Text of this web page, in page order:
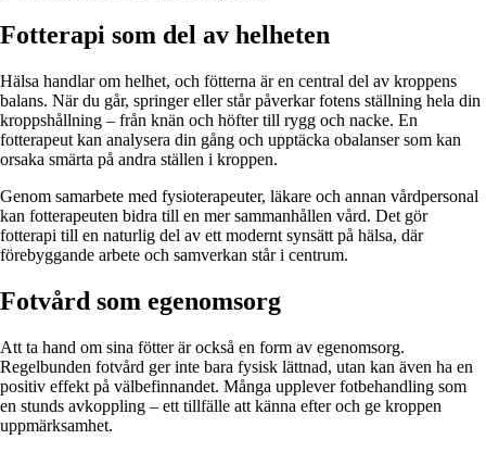
Fotterapi som del av helheten
Hälsa handlar om helhet, och fötterna är en central del av kroppens
balans. När du går, springer eller står påverkar fotens ställning hela din
kroppshållning – från knän och höfter till rygg och nacke. En
fotterapeut kan analysera din gång och upptäcka obalanser som kan
orsaka smärta på andra ställen i kroppen.
Genom samarbete med fysioterapeuter, läkare och annan vårdpersonal
kan fotterapeuten bidra till en mer sammanhållen vård. Det gör
fotterapi till en naturlig del av ett modernt synsätt på hälsa, där
förebyggande arbete och samverkan står i centrum.
Fotvård som egenomsorg
Att ta hand om sina fötter är också en form av egenomsorg.
Regelbunden fotvård ger inte bara fysisk lättnad, utan kan även ha en
positiv effekt på välbefinnandet. Många upplever fotbehandling som
en stunds avkoppling – ett tillfälle att känna efter och ge kroppen
uppmärksamhet.